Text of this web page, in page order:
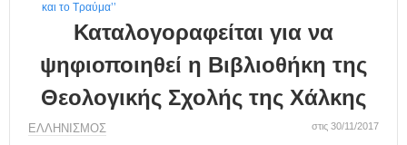
και το Τραύμα’’
Καταλογοραφείται για να
ψηφιοποιηθεί η Βιβλιοθήκη της
Θεολογικής Σχολής της Χάλκης
ΕΛΛΗΝΙΣΜΟΣ στις 30/11/2017